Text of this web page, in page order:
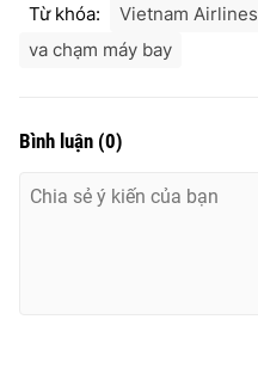
Từ khóa: Vietnam Airlines
va chạm máy bay
Bình luận (0)